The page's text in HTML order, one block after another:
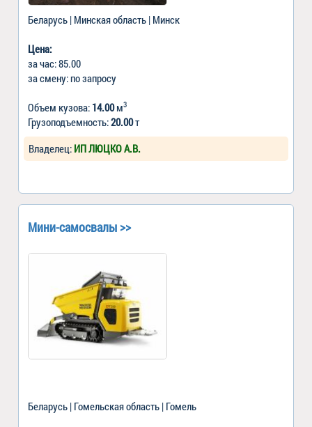
Беларусь | Минская область | Минск
Цена:
за час: 85.00
за смену: по запросу
Объем кузова: 14.00м3
Грузоподъемность:20.00т
Владелец: ИП ЛЮЦКО А.В.
Мини-самосвалы >>
Беларусь | Гомельская область | Гомель